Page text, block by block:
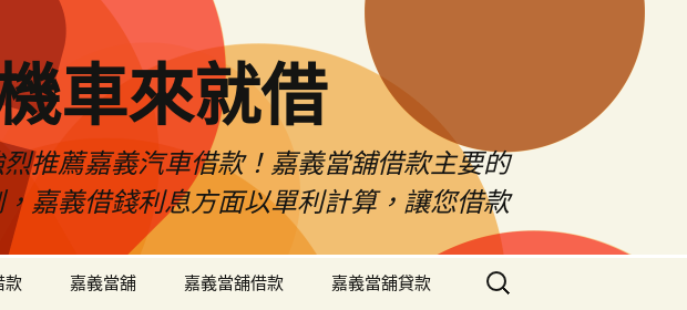
車來就借
推薦嘉義汽車借款！嘉義當舖借款主要的
嘉義借錢利息方面以單利計算，讓您借款
款 嘉義當舖 嘉義當舖借款 嘉義當舖貸款
搜
尋